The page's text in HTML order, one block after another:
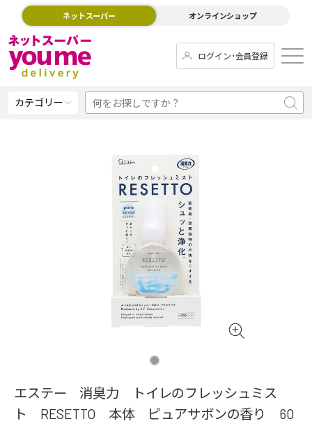
ネットスーパー オンラインショップ
ログイン･会員登録
カテゴリー
エステー 消臭力 トイレのフレッシュミス
ト RESETTO 本体 ピュアサボンの香り 60